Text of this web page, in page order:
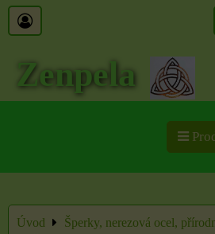
Zenpela
Úvod
Šperky, nerezová ocel,